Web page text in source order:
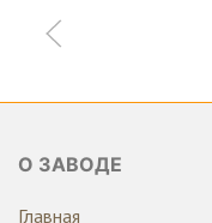
О ЗАВОДЕ
Главная